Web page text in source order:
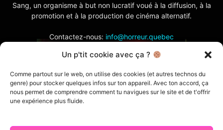
Un p'tit cookie avec ça ?
Comme partout sur le web, on utilise des cookies (et autres technos du
genre) pour stocker quelques infos sur ton appareil. Avec ton accord, ça
nous permet de comprendre comment tu navigues sur le site et de t'offrir
une expérience plus fluide.
Sang, un organisme à but non lucratif voué à la diffusion, à la
promotion et à la production de cinéma alternatif.
Contactez-nous: info@horreur.quebec
SUIVEZ NOUS